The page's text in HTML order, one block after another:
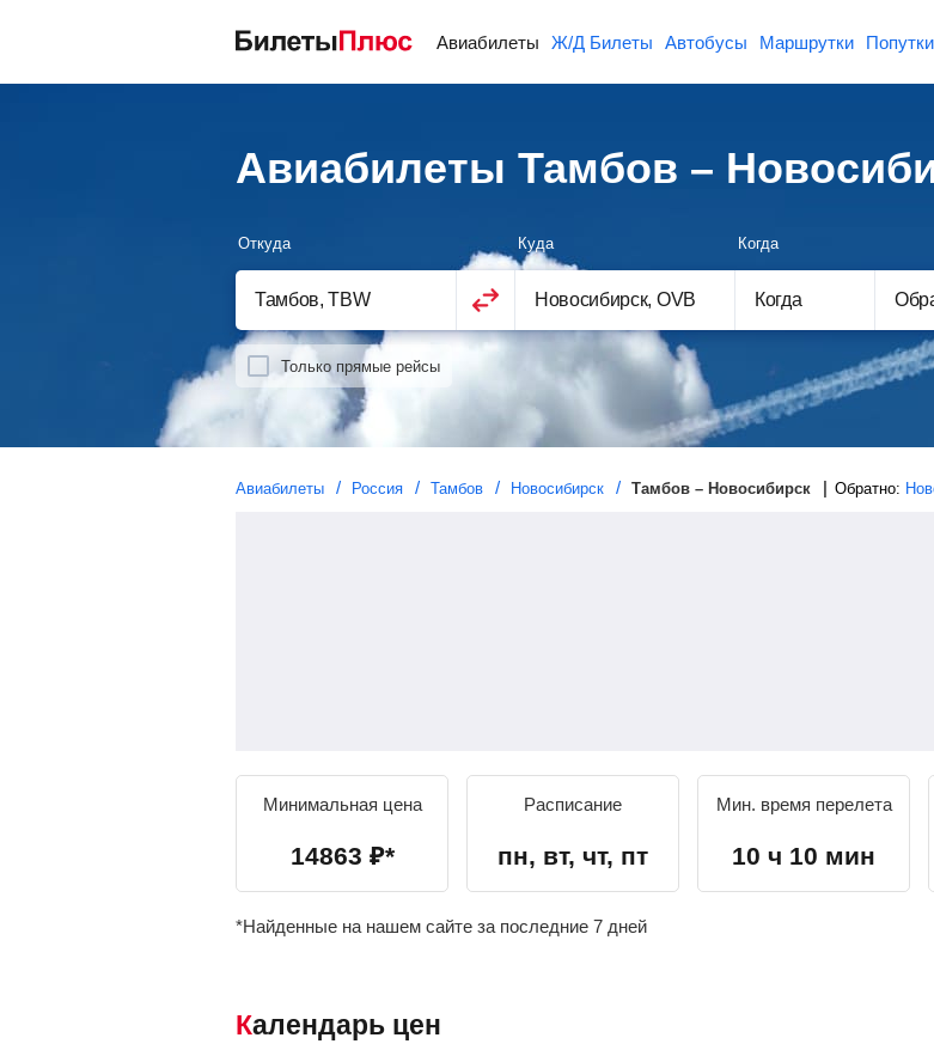
Авиабилеты Ж/Д Билеты Автобусы Маршрутки Попутки
Авиабилеты Тамбов –
Откуда Куда
Когда
Когда
Только прямые рейсы
Авиабилеты Россия Тамбов Новосибирск Тамбов – Новосибирск Обратно:
Минимальная цена
14863 ₽*
Расписание
пн, вт, чт, пт
Мин. время перелета
10 ч 10 мин
*Найденные на нашем сайте за последние 7 дней
Календарь цен